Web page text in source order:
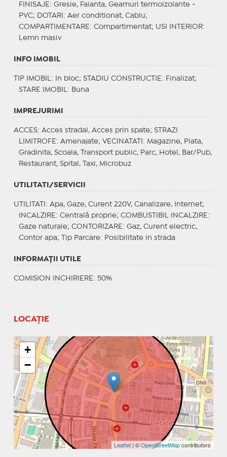
FINISAJE : Gresie, Faianta, Geamuri termoizolante -
PVC;
DOTARI : Aer conditionat, Cablu;
COMPARTIMENTARE : Compartimentat; USI INTERIOR:
Lemn masiv
INFO IMOBIL
TIP IMOBIL : In bloc; STADIU CONSTRUCTIE : Finalizat;
STARE IMOBIL : Buna
IMPREJURIMI
ACCES: Acces stradal, Acces prin spate; STRAZI
LIMITROFE : Amenajate; VECINATATI : Magazine, Piata,
Gradinita, Scoala, Transport public, Parc, Hotel, Bar/Pub,
Restaurant, Spital, Taxi, Microbuz
UTILITATI/SERVICII
UTILITATI : Apa, Gaze, Curent 220V, Canalizare, Internet;
INCALZIRE : Centrală proprie; COMBUSTIBIL INCALZIRE :
Gaze naturale; CONTORIZARE : Gaz, Curent electric,
Contor apa;
Tip Parcare: Posibilitate in strada
INFORMAŢII UTILE
COMISION INCHIRIERE: 50%
LOCAȚIE
+
−
Leaflet | ©OpenStreetMapcontributors